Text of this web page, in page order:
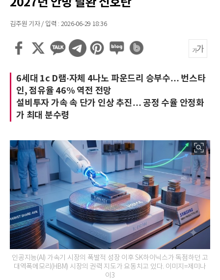
김주원 기자 / 입력 : 2026-06-29 18:36
6세대 1c D램·자체 4나노 파운드리 승부수… 번스타
인, 점유율 46% 역전 전망
설비투자 가속 속 단가 인상 추진… 공정 수율 안정화
가 최대 분수령
인공지능(AI) 가속기 시장의 폭발적 성장 이후 SK하이닉스가 독점하던 고
대역폭메모리(HBM) 시장의 권력 지도가 요동치고 있다. 이미지=제미나
이3